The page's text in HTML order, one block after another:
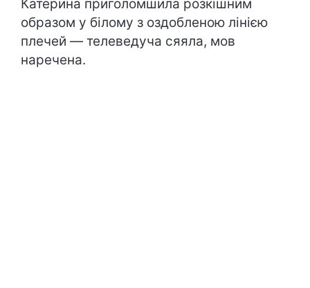
Катерина приголомшила розкішним
образом у білому з оздобленою лінією
плечей — телеведуча сяяла, мов
наречена.